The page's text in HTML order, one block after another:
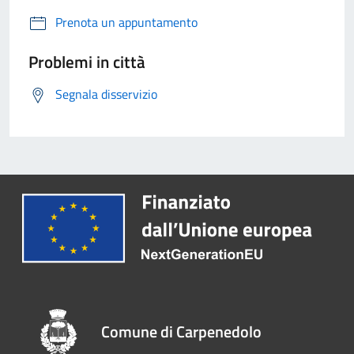
Prenota un appuntamento
Problemi in città
Segnala disservizio
Comune di Carpenedolo